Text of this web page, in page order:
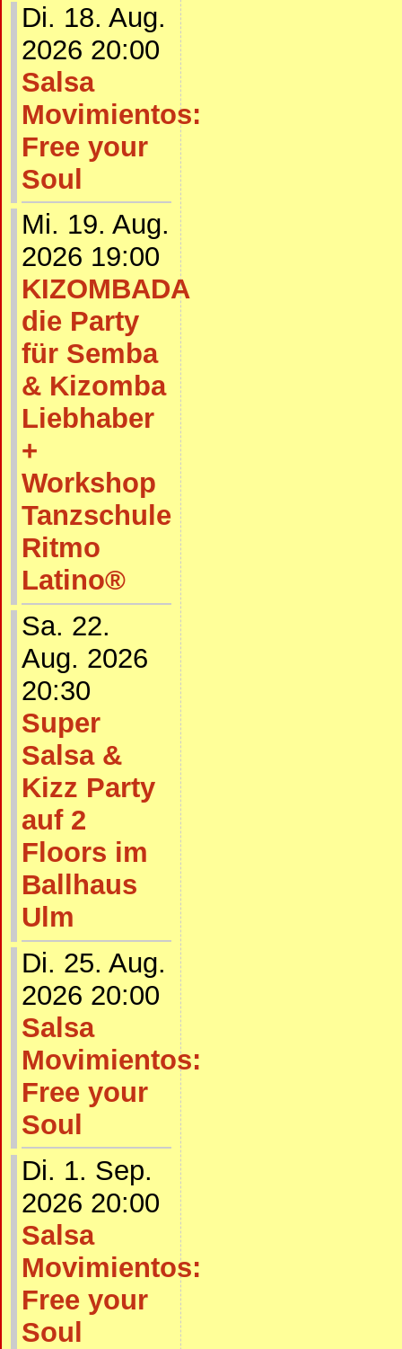
Di. 18. Aug.
2026 20:00
Salsa
Movimientos:
Free your
Soul
Mi. 19. Aug.
2026 19:00
KIZOMBADA
die Party
für Semba
& Kizomba
Liebhaber
+
Workshop
Tanzschule
Ritmo
Latino®
Sa. 22.
Aug. 2026
20:30
Super
Salsa &
Kizz Party
auf 2
Floors im
Ballhaus
Ulm
Di. 25. Aug.
2026 20:00
Salsa
Movimientos:
Free your
Soul
Di. 1. Sep.
2026 20:00
Salsa
Movimientos:
Free your
Soul